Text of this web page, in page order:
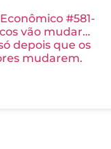
#581-
vão mudar…
depois que os
mudarem.